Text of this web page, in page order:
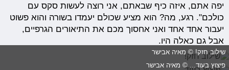
יפה אתם, איזה כיף שבאתם, אני רוצה לעשות סקס עם
כולכם". רגע, מה? הוא מציע שכולם יעמדו בשורה והוא פשוט
יעבור אחד אחד ואני אחסוך מכם את התיאורים הגרפיים,
אבל גם כאלה היו.
שילוב חזק! © מאיה אבישר
פיצוץ בעוד... © מאיה אבישר